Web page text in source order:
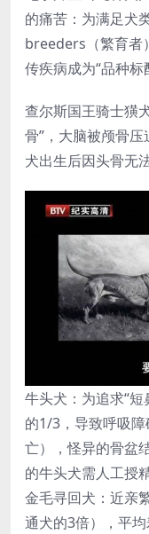
的痛苦：为满足犬
breeders（繁育者
传疾病成为“品种标
查尔斯国王骑士獚
骨”，大脑被颅骨
犬出生后因头骨无
牛头犬：为追求“
的1/3，导致呼吸
亡），怪异的骨盆
的牛头犬需人工授
金毛寻回犬：近亲
通犬的3倍），平